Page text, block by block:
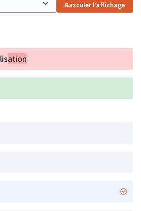
Basculer l’affichage
ation